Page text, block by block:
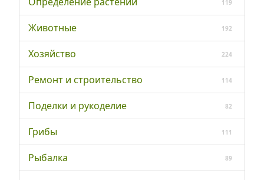
119
Животные 192
Хозяйство 224
Ремонт и строительство 114
Поделки и рукоделие 82
Грибы 111
Рыбалка 89